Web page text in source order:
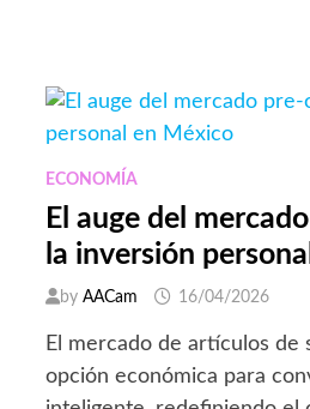
AGUA
Y
EFICIENCIA
ENERGÉTICA
ECONOMÍA
El auge del
la inversión
byAACam 16/04/2026
El mercado de artículos de
opción económica para